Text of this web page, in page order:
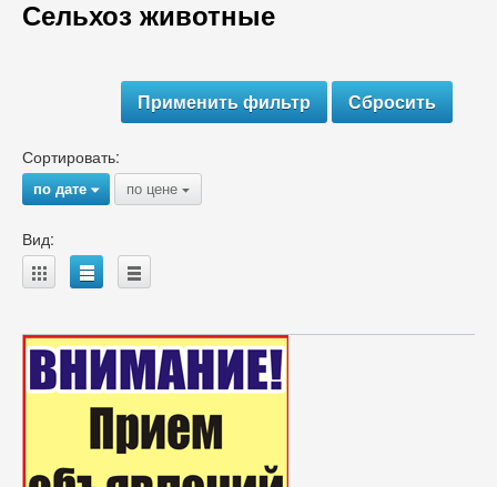
Сельхоз животные
Сортировать:
по дате{ по цене {
Вид:
A B C